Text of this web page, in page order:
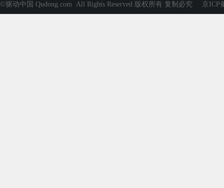
©驱动中国 Qudong.com All Rights Reserved 版权所有 复制必究 京ICP